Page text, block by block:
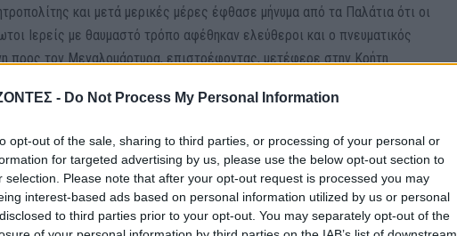
- Do Not Process My Personal Information
opt-out of the sale, sharing to third parties, or processing of your personal or
for targeted advertising by us, please use the below opt-out section to
selection. Please note that after your opt-out request is processed you may
interest-based ads based on personal information utilized by us or personal
to third parties prior to your opt-out. You may separately opt-out of the
και μετά μερικές μέρες έφθασε μήνυμα από τα Παλάτια ότι οι
Ιερείς με θαυμαστό τρόπο αφέθηκαν ελεύθεροι και ο πνευματικός
προς τον Μεγαλομάρτυρα, επιστρέφοντας, μετέφερε στην Κρήτη
έκτοτε πανηγυρικά τη μνήμη του.
δεν έχει καμία σχέση με την θεατρική τέχνη, είναι προστάτης άγιος
τους φανερώνει δουλειές. Υπήρχε και λάβαρο του Πανελλήνιου
του αγίου Φανουρίου, το οποίο δυστυχώς δεν διασώζεται